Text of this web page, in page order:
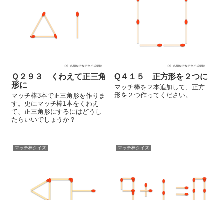
Ｑ２９３ くわえて正三角
形に
マッチ棒3本で正三角形を作りま
す。更にマッチ棒1本をくわえ
て、正三角形にするにはどうし
たらいいでしょうか？
Q４１５ 正方形を２つに
マッチ棒を２本追加して、正方
形を２つ作ってください。
マッチ棒クイズ マッチ棒クイズ